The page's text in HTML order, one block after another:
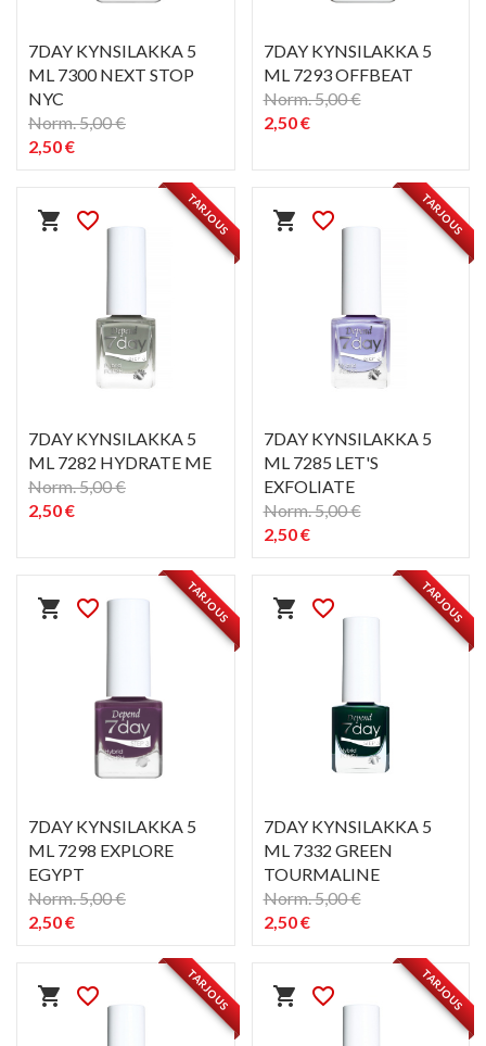
7DAY KYNSILAKKA 5
ML 7300 NEXT STOP
NYC
Norm. 5,00 €
2,50 €
7DAY KYNSILAKKA 5
ML 7293 OFFBEAT
Norm. 5,00 €
2,50 €
shopping_cart favorite_border TARJOUS
7DAY KYNSILAKKA 5
ML 7282 HYDRATE ME
Norm. 5,00 €
2,50 €
shopping_cart favorite_border TARJOUS
7DAY KYNSILAKKA 5
ML 7285 LET'S
EXFOLIATE
Norm. 5,00 €
2,50 €
shopping_cart favorite_border TARJOUS
7DAY KYNSILAKKA 5
ML 7298 EXPLORE
EGYPT
Norm. 5,00 €
2,50 €
shopping_cart favorite_border TARJOUS
7DAY KYNSILAKKA 5
ML 7332 GREEN
TOURMALINE
Norm. 5,00 €
2,50 €
shopping_cart favorite_border TARJOUS shopping_cart favorite_border TARJOUS